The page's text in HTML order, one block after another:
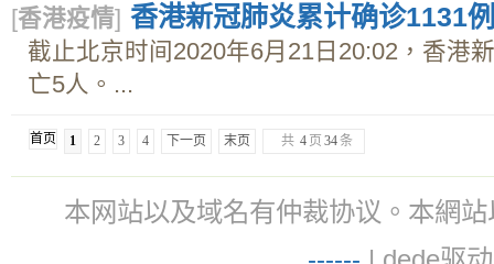
[香港疫情] 香港新冠肺炎累计确诊1131例
截止北京时间2020年6月21日20:02，香港
亡5人。...
首页 1 2 3 4 下一页 末页 共 4 页 34 条
本网站以及域名有仲裁协议。本網